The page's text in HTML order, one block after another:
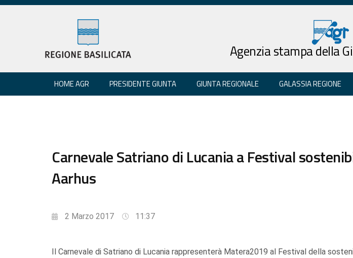
Agenzia stampa della
HOME AGR PRESIDENTE GIUNTA GIUNTA REGIONALE GALASSIA REGIONE
Carnevale Satriano di Lucania a Festival
Aarhus
2 Marzo 2017 11:37
Il Carnevale di Satriano di Lucania rappresenterà Matera2019 al Festival della